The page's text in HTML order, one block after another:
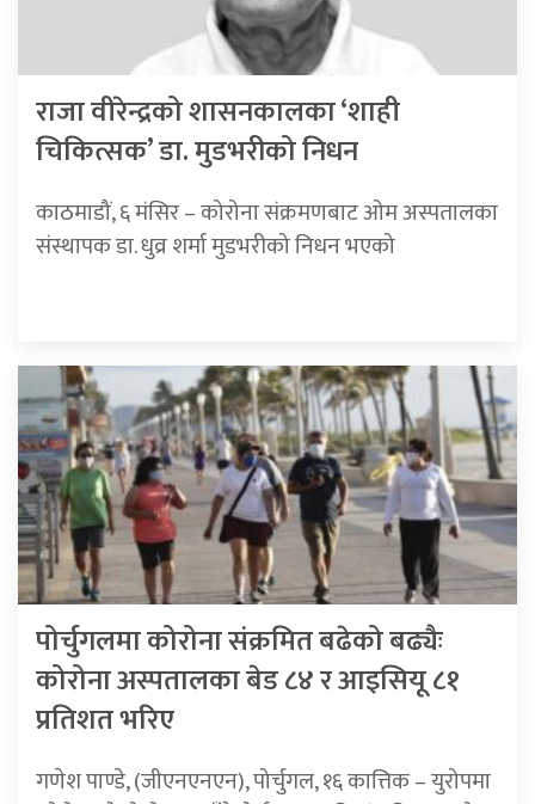
राजा वीरेन्द्रको शासनकालका ‘शाही
चिकित्सक’ डा. मुडभरीको निधन
काठमाडौं, ६ मंसिर – कोरोना संक्रमणबाट ओम अस्पतालका
संस्थापक डा. धुव्र शर्मा मुडभरीको निधन भएको
पोर्चुगलमा कोरोना संक्रमित बढेको बढ्यैः
कोरोना अस्पतालका बेड ८४ र आइसियू ८१
प्रतिशत भरिए
गणेश पाण्डे, (जीएनएनएन), पोर्चुगल, १६ कात्तिक – युरोपमा